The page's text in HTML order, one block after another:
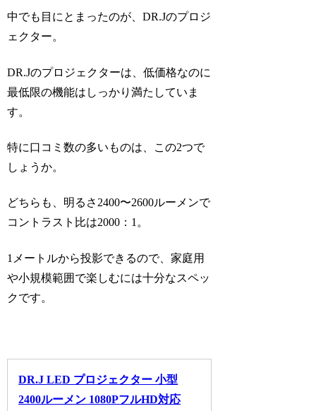
中でも目にとまったのが、DR.Jのプロジ
ェクター。
DR.Jのプロジェクターは、低価格なのに
最低限の機能はしっかり満たしていま
す。
特に口コミ数の多いものは、この2つで
しょうか。
どちらも、明るさ2400〜2600ルーメンで
コントラスト比は2000：1。
1メートルから投影できるので、家庭用
や小規模範囲で楽しむには十分なスペッ
クです。
DR.J LED プロジェクター 小型
2400ルーメン 1080PフルHD対応